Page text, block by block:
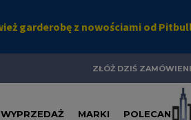
ZŁÓŻ DZIŚ
WYPRZEDAŻ MARKI POLECANE